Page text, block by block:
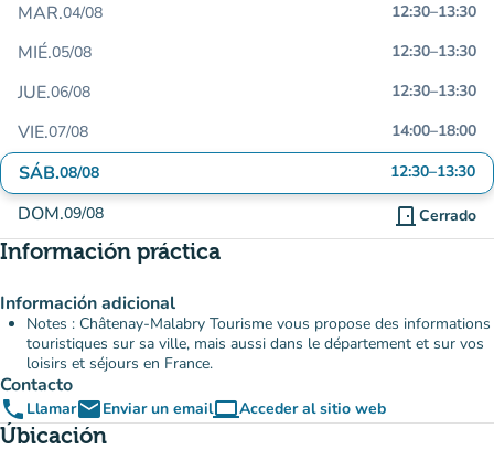
MAR.04/08 12:30–13:30
MIÉ.05/08 12:30–13:30
JUE.06/08 12:30–13:30
VIE.07/08 14:00–18:00
SÁB.08/08 12:30–13:30
DOM.09/08 door_front Cerrado
Información práctica
Información adicional
Notes : Châtenay-Malabry Tourisme vous propose des informations
touristiques sur sa ville, mais aussi dans le département et sur vos
loisirs et séjours en France.
Contacto
phone LlamaremailEnviar un emailcomputerAcceder al sitio web
(nueva pestaña)
Úbicación